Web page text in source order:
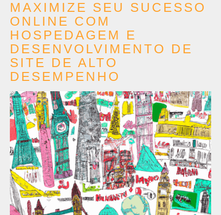
MAXIMIZE SEU SUCESSO
ONLINE COM
HOSPEDAGEM E
DESENVOLVIMENTO DE
SITE DE ALTO
DESEMPENHO